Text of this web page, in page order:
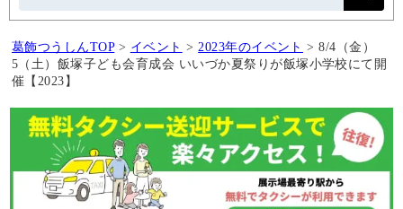
葛飾つうしんTOP > イベント > 2023年のイベント > 8/4（金）
5（土）飯塚子ども会育成会 いいづか夏祭りが飯塚小学校にて開
催【2023】